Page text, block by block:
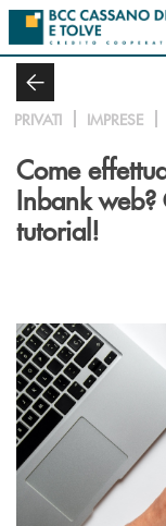
Salta al contenuto
PRIVATI IMPRESE
Come
Inbank
tutorial!